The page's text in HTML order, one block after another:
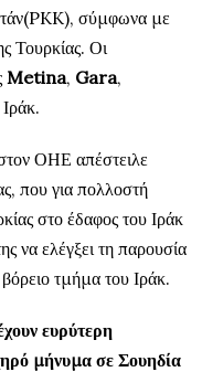
σύμφωνα με
Τουρκίας. Οι
Metina, Gara,
ΟΗΕ απέστειλε
που για πολλοστή
στο έδαφος του Ιράκ
να ελέγξει τη παρουσία
τμήμα του Ιράκ.
ευρύτερη
μήνυμα σε Σουηδία